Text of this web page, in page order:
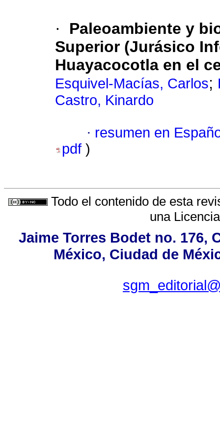
·
Paleoambiente y
Superior (Jurásico
Huayacocotla en el
Esquivel-Macías, Carlos;
Castro, Kinardo
· resumen en
pdf )
Todo el contenido de esta
una
Jaime Torres Bodet no. 176,
México, Ciudad de